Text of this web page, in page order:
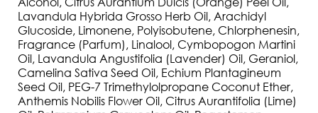
Lavandula Hybrida Grosso Herb Oil, Arachidyl
Glucoside, Limonene, Polyisobutene, Chlorphenesin,
Fragrance (Parfum), Linalool, Cymbopogon Martini
Oil, Lavandula Angustifolia (Lavender) Oil, Geraniol,
Camelina Sativa Seed Oil, Echium Plantagineum
Seed Oil, PEG-7 Trimethylolpropane Coconut Ether,
Anthemis Nobilis Flower Oil, Citrus Aurantifolia (Lime)